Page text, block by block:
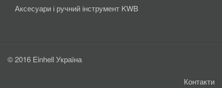
Аксесуари і ручний інструмент KWB
© 2016 Einhell Україна
Контакти